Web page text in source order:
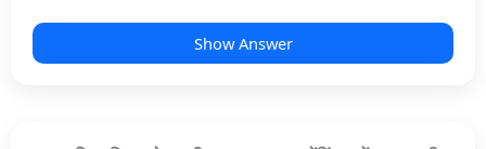
Show Answer